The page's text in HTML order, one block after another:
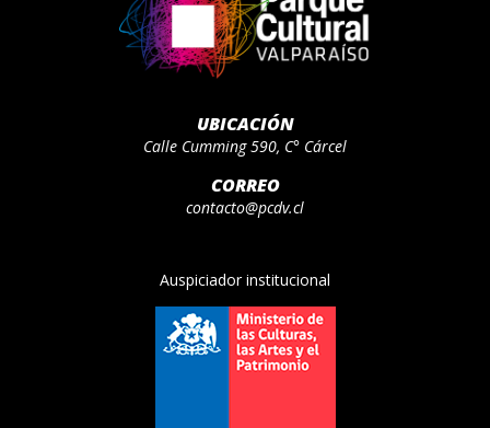
UBICACIÓN
Calle Cumming 590, C° Cárcel
CORREO
contacto@pcdv.cl
Auspiciador institucional